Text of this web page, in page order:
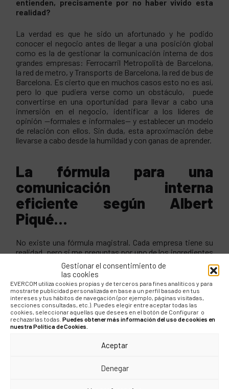
Gestionar el consentimiento de
las cookies
EVERCOM utiliza cookies propias y de terceros para fines analíticos y para
mostrarte publicidad personalizada en base a un perfil basado en tus
intereses y tus hábitos de navegación (por ejemplo, páginas visitadas,
secciones consultadas, etc.). Puedes elegir entre aceptar todas las
cookies, seleccionar aquellas que desees en el botón de Configurar o
rechazarlas todas. Puedes obtener más información del uso de cookies en
nuestra Política de Cookies.
Aceptar
Denegar
entienden, precisamente por no haber vivido esta
realidad?
La verdad es que he sido un afortunado y he podido
conocer el negocio antes de llegar a una posición global
como es la de gestionar la comunicación interna de dos
grandes empresas: Ferrocarril Metropolità de Barcelona,
la red de metro, y Transports de Barcelona, la red de bus de
Barcelona. Es cierto que en muchos casos esto no es así,
pero lo que pudiera verse como un obstáculo, puede
convertirse en una oportunidad para llevar a cabo una
inmersión en el negocio, identificar a los líderes de
opinión —formales e informales— y establecer un modelo
de relación con ellos. Sin duda, esta aproximación debe
llevarse a cabo desde la humildad y con ganas de aprender.
La fórmula para una
comunicación interna
eficiente según Albert
Piqué…
No existe una fórmula magistral. Cada empresa tiene su
realidad, pero si me preguntas por uno de los ingredientes
básicos de las múltiples fórmulas, es ser capaz de
adelantarte a las necesidades que tendrán las personas de
tu organización. ¿Cómo hacerlo? ¡Ponte en su lugar!
Desde el 2013 presides ComInterna, la primera
asociación decomunicacióninterna promovida por
los propios responsables de esta materia en las
empresas. ¿Cómo se consigue implicar en el
proyecto a las principales empresas del país?
dispongan de entornos específicos de comunicación